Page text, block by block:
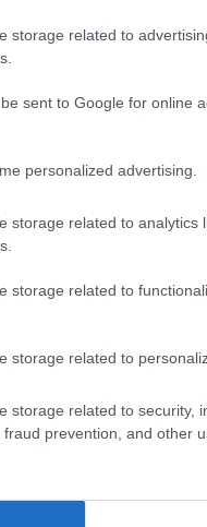
storage related to
sent to Google for online
personalized advertising.
storage related to analytics
storage related to
storage related to
storage related to security,
prevention, and other